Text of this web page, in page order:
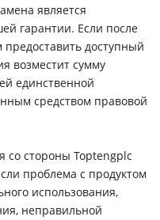
является
гарантии. Если после
доступный
возместит сумму
единственной
средством правовой
со стороны Toptengplc
проблема с продуктом
использования,
неправильной